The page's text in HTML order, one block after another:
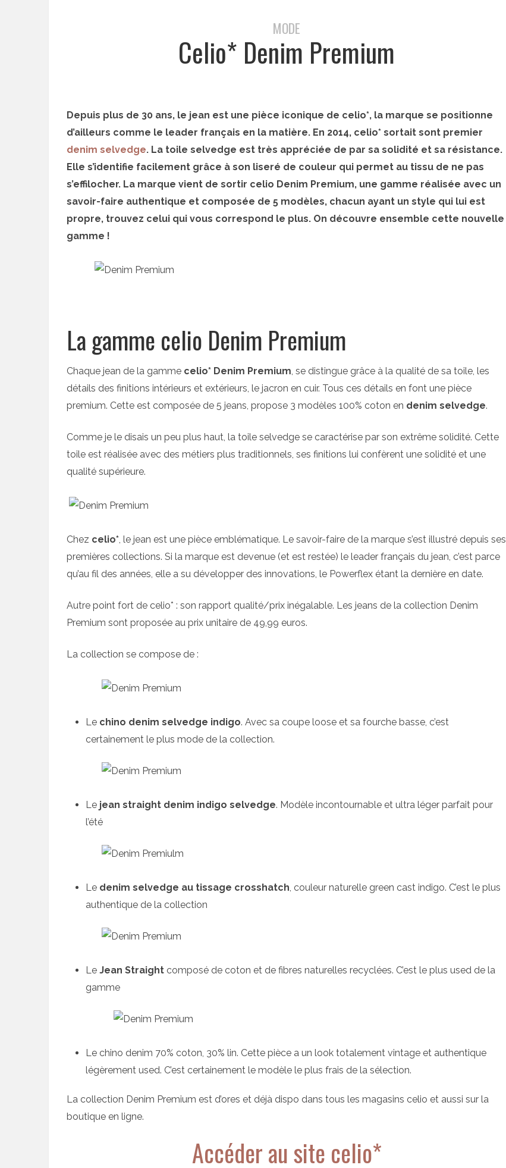
MODE
Celio* Denim Premium
Depuis plus de 30 ans, le jean est une pièce iconique de celio*, la marque se positionne
d’ailleurs comme le leader français en la matière. En 2014, celio* sortait sont premier
denim selvedge. La toile selvedge est très appréciée de par sa solidité et sa résistance.
Elle s’identifie facilement grâce à son liseré de couleur qui permet au tissu de ne pas
s’effilocher. La marque vient de sortir celio Denim Premium, une gamme réalisée avec un
savoir-faire authentique et composée de 5 modèles, chacun ayant un style qui lui est
propre, trouvez celui qui vous correspond le plus. On découvre ensemble cette nouvelle
gamme !
La gamme celio Denim Premium
Chaque jean de la gamme celio* Denim Premium, se distingue grâce à la qualité de sa toile, les
détails des finitions intérieurs et extérieurs, le jacron en cuir. Tous ces détails en font une pièce
premium. Cette est composée de 5 jeans, propose 3 modèles 100% coton en denim selvedge.
Comme je le disais un peu plus haut, la toile selvedge se caractérise par son extrême solidité. Cette
toile est réalisée avec des métiers plus traditionnels, ses finitions lui confèrent une solidité et une
qualité supérieure.
Chez celio*, le jean est une pièce emblématique. Le savoir-faire de la marque s’est illustré depuis ses
premières collections. Si la marque est devenue (et est restée) le leader français du jean, c’est parce
qu’au fil des années, elle a su développer des innovations, le Powerflex étant la dernière en date.
Autre point fort de celio* : son rapport qualité/prix inégalable. Les jeans de la collection Denim
Premium sont proposée au prix unitaire de 49,99 euros.
La collection se compose de :
Le chino denim selvedge indigo. Avec sa coupe loose et sa fourche basse, c’est
certainement le plus mode de la collection.
Le jean straight denim indigo selvedge. Modèle incontournable et ultra léger parfait pour
l’été
Le denim selvedge au tissage crosshatch, couleur naturelle green cast indigo. C’est le plus
authentique de la collection
Le Jean Straight composé de coton et de fibres naturelles recyclées. C’est le plus used de la
gamme
Le chino denim 70% coton, 30% lin. Cette pièce a un look totalement vintage et authentique
légèrement used. C’est certainement le modèle le plus frais de la sélection.
La collection Denim Premium est d’ores et déjà dispo dans tous les magasins celio et aussi sur la
boutique en ligne.
Accéder au site celio*